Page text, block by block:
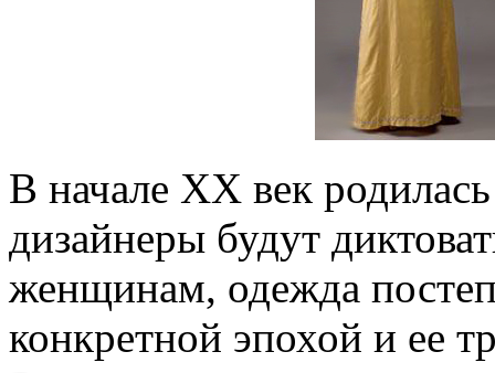
В начале XX век
дизайнеры будут
женщинам, одежда
конкретной эпохой и ее